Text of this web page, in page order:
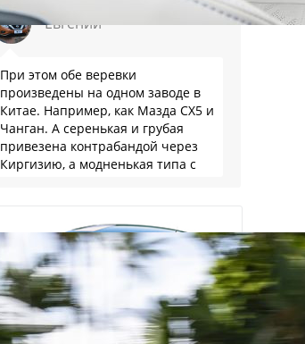
Евгений
При этом обе веревки
произведены на одном заводе в
Китае. Например, как Мазда СХ5 и
Чанган. А серенькая и грубая
привезена контрабандой через
Киргизию, а модненькая типа с